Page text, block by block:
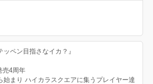
ッペン目指さなイカ？』
売4周年
始まり ハイカラスクエアに集うプレイヤー達